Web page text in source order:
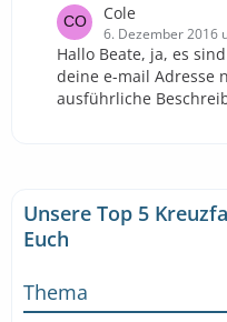
Cole
6. Dezember 2016
Hallo Beate, ja, es
deine e-mail Adresse
ausführliche
Unsere Top 5
Euch
Thema